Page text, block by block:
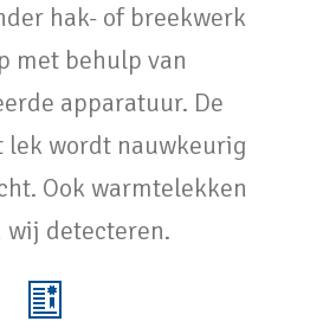
hak- of breekwerk
met behulp van
apparatuur. De
lek wordt nauwkeurig
Ook warmtelekken
wij detecteren.